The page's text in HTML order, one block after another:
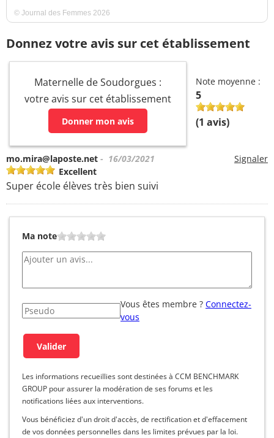
© Journal des Femmes 2026
Donnez votre avis sur cet établissement
Maternelle de Soudorgues :
votre avis sur cet établissement
Donner mon avis
Note moyenne :
5
(1 avis)
Signaler
mo.mira@laposte.net - 16/03/2021
Excellent
Super école élèves très bien suivi
Ma note
Vous êtes membre ? Connectez-
vous
Les informations recueillies sont destinées à CCM BENCHMARK
GROUP pour assurer la modération de ses forums et les
notifications liées aux interventions.
Vous bénéficiez d'un droit d'accès, de rectification et d'effacement
de vos données personnelles dans les limites prévues par la loi.